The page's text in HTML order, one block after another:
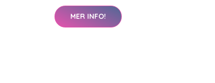
MER INFO!